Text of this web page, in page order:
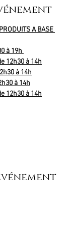
A BASE
à 19h
12h30 à 14h
à 14h
à 14h
12h30 à 14h